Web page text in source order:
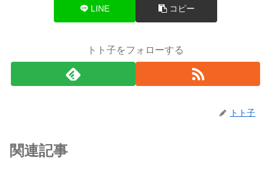
LINE コピー
トト子をフォローする
トト子
関連記事